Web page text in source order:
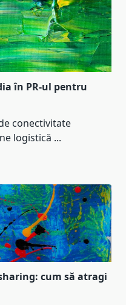
în PR-ul pentru
conectivitate
logistică ...
cum să atragi